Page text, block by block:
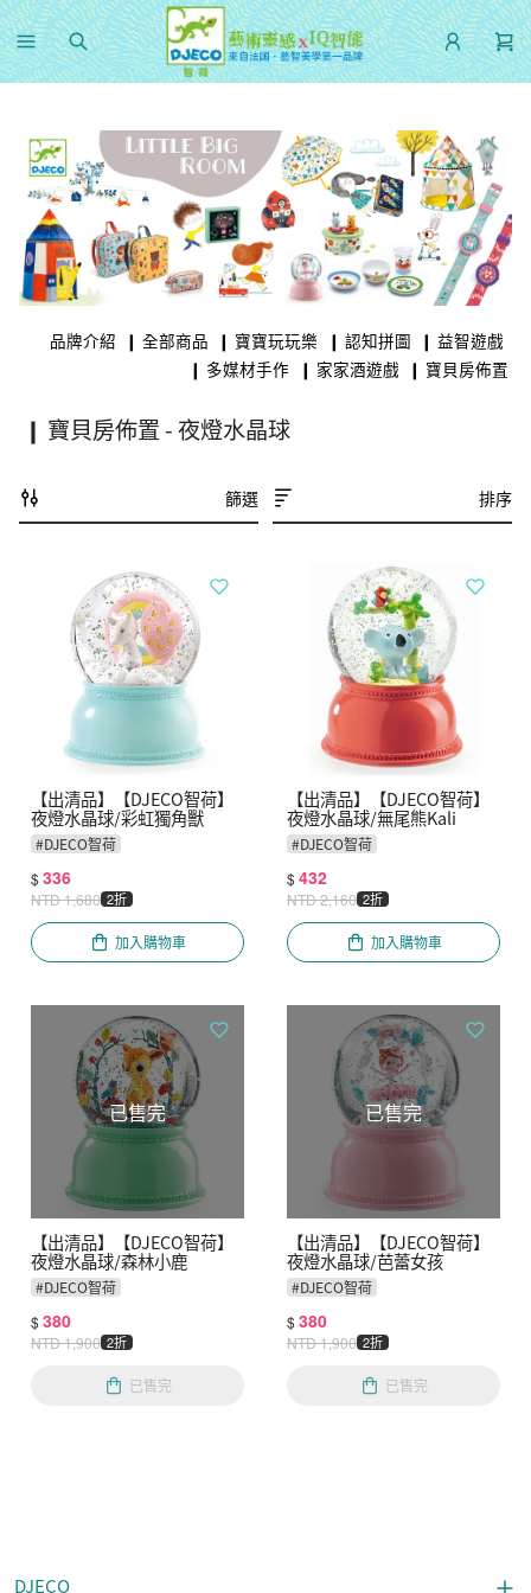
品牌介紹 ❙ 全部商品 ❙ 寶寶玩玩樂 ❙ 認知拼圖 ❙ 益智遊戲
❙ 多媒材手作
❙ 家家酒遊戲 ❙ 寶貝房佈置
❙ 寶貝房佈置 - 夜燈水晶球
篩選 排序
【出清品】【DJECO智荷】
夜燈水晶球/彩虹獨角獸
#DJECO智荷
$336
NTD1,680 2折
加入購物車
【出清品】【DJECO智荷】
夜燈水晶球/無尾熊Kali
#DJECO智荷
$432
NTD2,160 2折
加入購物車
已售完
【出清品】【DJECO智荷】
夜燈水晶球/森林小鹿
#DJECO智荷
$380
NTD1,900 2折
已售完
已售完
【出清品】【DJECO智荷】
夜燈水晶球/芭蕾女孩
#DJECO智荷
$380
NTD1,900 2折
已售完
DJECO